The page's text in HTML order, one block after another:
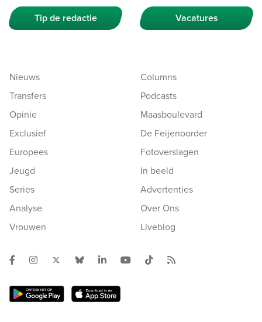
Tip de redactie Vacatures
Nieuws
Transfers
Opinie
Exclusief
Europees
Jeugd
Series
Analyse
Vrouwen
Columns
Podcasts
Maasboulevard
De Feijenoorder
Fotoverslagen
In beeld
Advertenties
Over Ons
Liveblog